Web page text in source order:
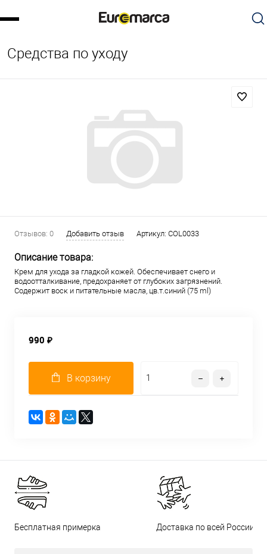
Средства по уходу
Отзывов: 0 Добавить отзыв Артикул: COL0033
Описание товара:
Крем для ухода за гладкой кожей. Обеспечивает снего и
водоотталкивание, предохраняет от глубоких загрязнений.
Содержит воск и питательные масла, цв.т.синий (75 ml)
990 ₽
В корзину
Бесплатная примерка Доставка по всей России